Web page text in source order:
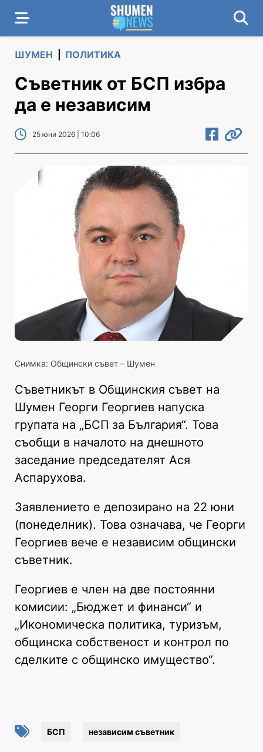
ШУМЕН ПОЛИТИКА
Съветник от БСП избра
да е независим
25 юни 2026 | 10:06
Снимка: Общински съвет – Шумен
Съветникът в Общинския съвет на
Шумен Георги Георгиев напуска
групата на „БСП за България“. Това
съобщи в началото на днешното
заседание председателят Ася
Аспарухова.
Заявлението е депозирано на 22 юни
(понеделник). Това означава, че Георги
Георгиев вече е независим общински
съветник.
Георгиев е член на две постоянни
комисии: „Бюджет и финанси“ и
„Икономическа политика, туризъм,
общинска собственост и контрол по
сделките с общинско имущество“.
БСП независим съветник